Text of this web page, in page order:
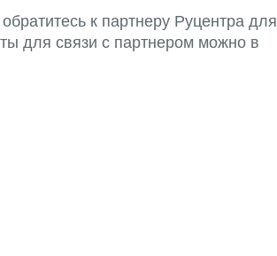
к партнеру Руцентра для
для связи с партнером можно в